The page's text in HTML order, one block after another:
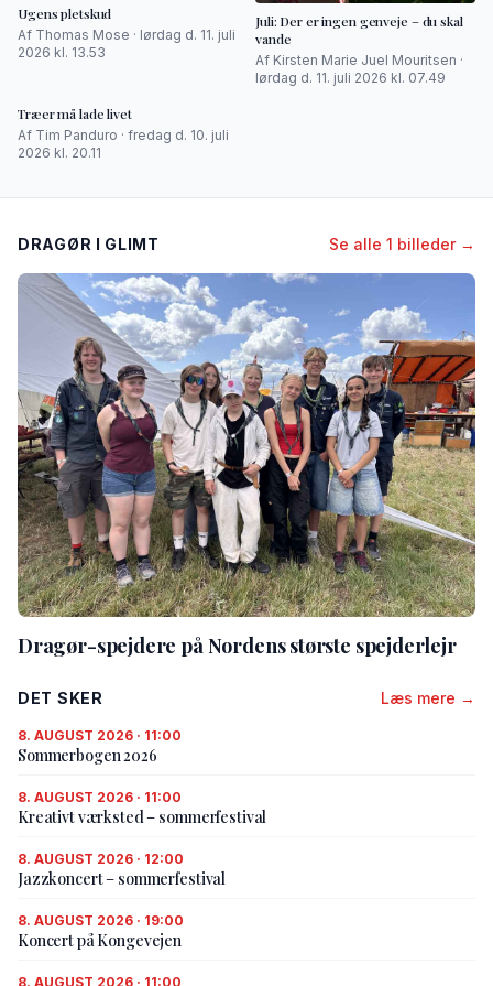
Ugens pletskud
Af Thomas Mose · lørdag d. 11. juli
2026 kl. 13.53
Juli: Der er ingen genveje – du skal
vande
Af Kirsten Marie Juel Mouritsen ·
lørdag d. 11. juli 2026 kl. 07.49
Træer må lade livet
Af Tim Panduro · fredag d. 10. juli
2026 kl. 20.11
DRAGØR I GLIMT Se alle 1 billeder →
Dragør-spejdere på Nordens største spejderlejr
DET SKER Læs mere →
8. AUGUST 2026 · 11:00
Sommerbogen 2026
8. AUGUST 2026 · 11:00
Kreativt værksted – sommerfestival
8. AUGUST 2026 · 12:00
Jazzkoncert – sommerfestival
8. AUGUST 2026 · 19:00
Koncert på Kongevejen
8. AUGUST 2026 · 11:00